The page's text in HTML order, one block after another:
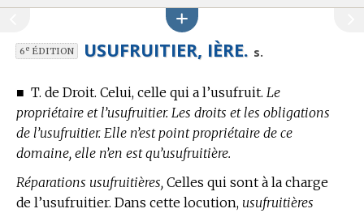
6eÉDITION USUFRUITIER, IÈRE. s.
■ T. de Droit. Celui, celle qui a l’usufruit. Le
propriétaire et l’usufruitier. Les droits et les obligations
de l’usufruitier. Elle n’est point propriétaire de ce
domaine, elle n’en est qu’usufruitière.
Réparations usufruitières, Celles qui sont à la charge
de l’usufruitier. Dans cette locution, usufruitières